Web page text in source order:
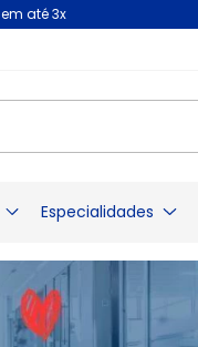
até 3x
em TNT
Especialidades
Ginecologia
Espéculo Vaginal